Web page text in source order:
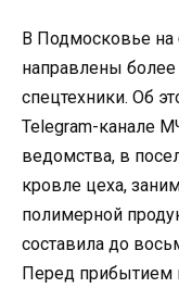
В Подмосковье
направлены
спецтехники. Об
Telegram-канале
ведомства, в
кровле цеха,
полимерной
составила до
Перед прибытием